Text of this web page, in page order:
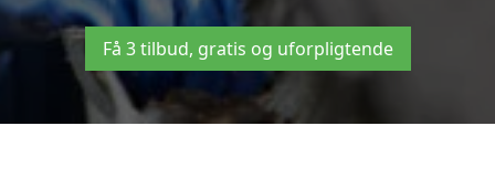
Få 3 tilbud, gratis og uforpligtende